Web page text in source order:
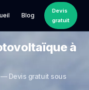
Blog
Devis
gratuit
à
— Devis gratuit sous